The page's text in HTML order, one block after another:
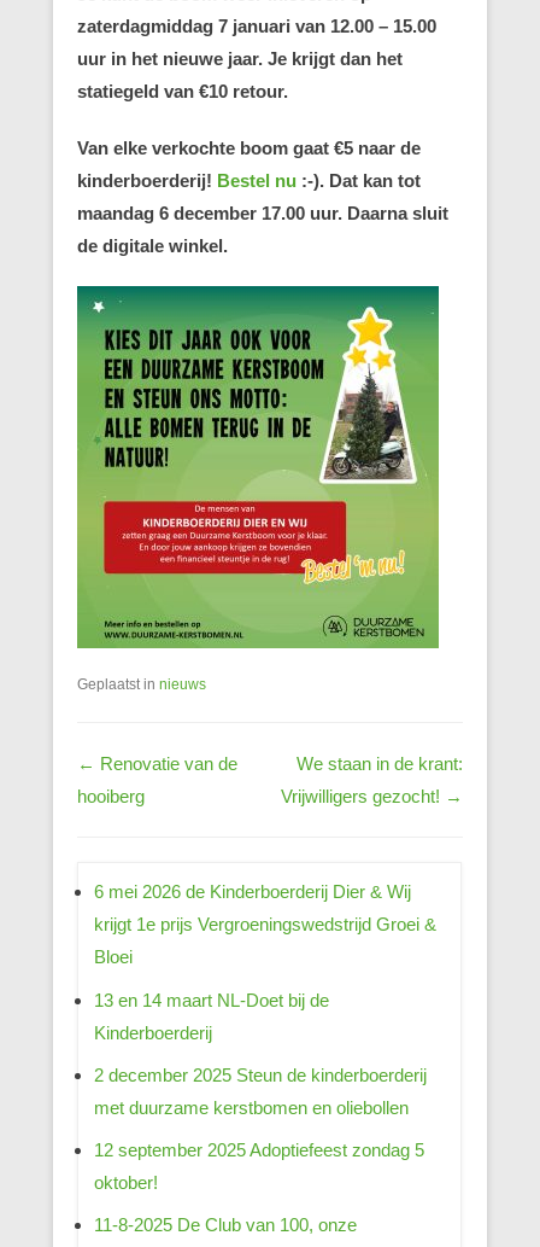
zaterdagmiddag 7 januari van 12.00 – 15.00
uur in het nieuwe jaar. Je krijgt dan het
statiegeld van €10 retour.
Van elke verkochte boom gaat €5 naar de
kinderboerderij! Bestel nu :-). Dat kan tot
maandag 6 december 17.00 uur. Daarna sluit
de digitale winkel.
Geplaatst in nieuws
Berichtnavigatie
← Renovatie van de
hooiberg
We staan in de krant:
Vrijwilligers gezocht! →
6 mei 2026 de Kinderboerderij Dier & Wij
krijgt 1e prijs Vergroeningswedstrijd Groei &
Bloei
13 en 14 maart NL-Doet bij de
Kinderboerderij
2 december 2025 Steun de kinderboerderij
met duurzame kerstbomen en oliebollen
12 september 2025 Adoptiefeest zondag 5
oktober!
11-8-2025 De Club van 100, onze